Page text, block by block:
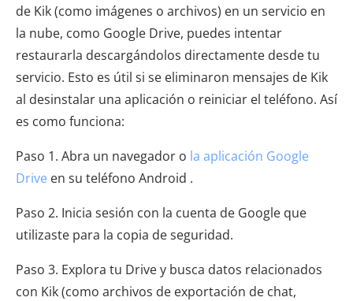
de Kik (como imágenes o archivos) en un servicio en
la nube, como Google Drive, puedes intentar
restaurarla descargándolos directamente desde tu
servicio. Esto es útil si se eliminaron mensajes de Kik
al desinstalar una aplicación o reiniciar el teléfono. Así
es como funciona:
Paso 1. Abra un navegador o la aplicación Google
Drive en su teléfono Android .
Paso 2. Inicia sesión con la cuenta de Google que
utilizaste para la copia de seguridad.
Paso 3. Explora tu Drive y busca datos relacionados
con Kik (como archivos de exportación de chat,